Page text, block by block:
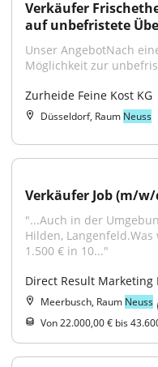
Verkäufer
auf unbefristete
Unser AngebotNach
Möglichkeit zur
Zurheide Feine Kost KG
Düsseldorf, Raum Neuss
Verkäufer Job (m/w/
"...Auch in der
Hilden,
1.500 € in 10..."
Direct Result Marketing
Meerbusch, Raum Neuss
Von 22.000,00 € bis